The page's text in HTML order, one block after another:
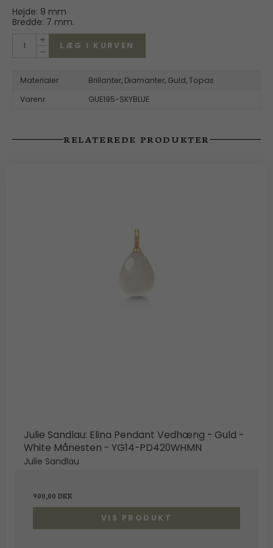
Højde: 9 mm
Bredde: 7 mm.
LÆG I KURVEN
Materialer Brillanter, Diamanter, Guld,Topas
Varenr.
GUE195-SKYBLUE
RELATEREDE PRODUKTER
Julie Sandlau: Elina Pendant Vedhæng - Guld -
White Månesten - YG14-PD420WHMN
Julie Sandlau
900,00 DKK
VIS PRODUKT